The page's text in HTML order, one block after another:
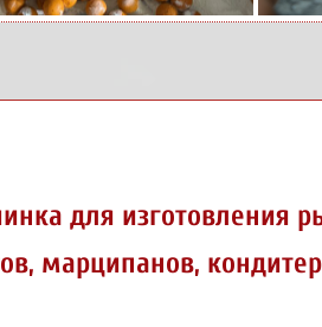
для изготовления
марципанов,